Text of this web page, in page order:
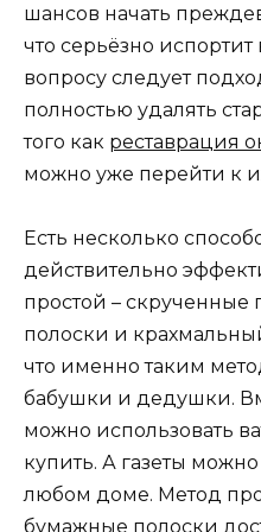
шансов начать
что серьёзно
вопросу следует
полностью удалять
того как реставрация
можно уже перейти к
Есть несколько
действительно
простой – скрученные
полоски и
что именно таким
бабушки и дедушки.
можно использовать
купить. А газеты
любом доме. Метод
бумажные полоски